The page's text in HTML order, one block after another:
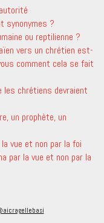
synonymes ?
ou reptilienne ?
vers un chrétien est-
comment cela se fait
les chrétiens devraient
un prophète, un
vue et non par la foi
par la vue et non par la